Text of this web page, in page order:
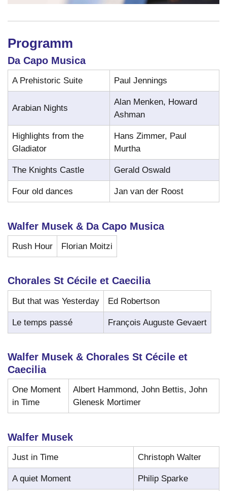
Programm
Da Capo Musica
A Prehistoric Suite Paul Jennings
Arabian Nights
Alan Menken, Howard
Ashman
Highlights from the
Gladiator
Hans Zimmer, Paul
Murtha
The Knights Castle Gerald Oswald
Four old dances Jan van der Roost
Walfer Musek & Da Capo Musica
Rush Hour Florian Moitzi
Chorales St Cécile et Caecilia
But that was Yesterday Ed Robertson
Le temps passé François Auguste Gevaert
Walfer Musek & Chorales St Cécile et
Caecilia
One Moment
in Time
Albert Hammond, John Bettis, John
Glenesk Mortimer
Walfer Musek
Just in Time Christoph Walter
A quiet Moment Philip Sparke